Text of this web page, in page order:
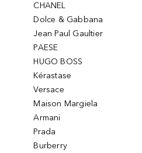
CHANEL
Dolce & Gabbana
Jean Paul Gaultier
PAESE
HUGO BOSS
Kérastase
Versace
Maison Margiela
Armani
Prada
Burberry